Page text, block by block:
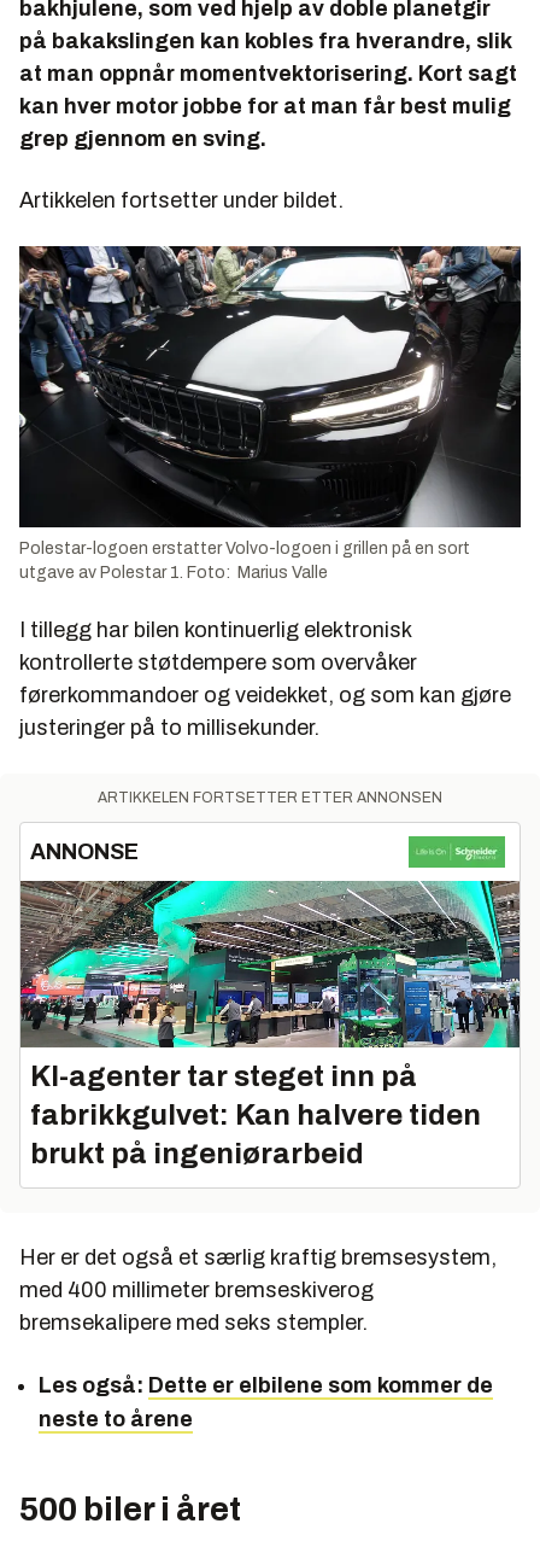
bakhjulene, som ved hjelp av doble planetgir
på bakakslingen kan kobles fra hverandre, slik
at man oppnår momentvektorisering. Kort sagt
kan hver motor jobbe for at man får best mulig
grep gjennom en sving.
Artikkelen fortsetter under bildet.
Polestar-logoen erstatter Volvo-logoen i grillen på en sort
utgave av Polestar 1. Foto: Marius Valle
I tillegg har bilen kontinuerlig elektronisk
kontrollerte støtdempere som overvåker
førerkommandoer og veidekket, og som kan gjøre
justeringer på to millisekunder.
ARTIKKELEN FORTSETTER ETTER ANNONSEN
ANNONSE
KI-agenter tar steget inn på
fabrikkgulvet: Kan halvere tiden
brukt på ingeniørarbeid
Her er det også et særlig kraftig bremsesystem,
med 400 millimeter bremseskiverog
bremsekalipere med seks stempler.
Les også: Dette er elbilene som kommer de
neste to årene
500 biler i året